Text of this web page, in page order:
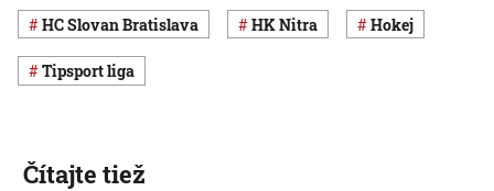
HC Slovan Bratislava HK Nitra Hokej
Tipsport liga
Čítajte tiež